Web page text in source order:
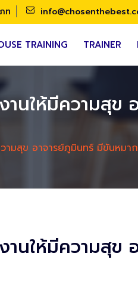
ท
TRAINING TRAINER
นให้มีความสุข
ามสุข อาจารย์ภูมินทร์ มีขันหมาก
นให้มีความสุข